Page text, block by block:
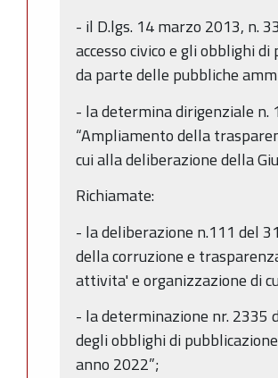
- il D.lgs. 14 marzo 2013, n.
accesso civico e gli obblighi
da parte delle pubbliche
- la determina dirigenziale
“Ampliamento della
cui alla deliberazione della
Richiamate:
- la deliberazione n.111 del
della corruzione e
attivita' e organizzazione di
- la determinazione nr.
degli obblighi di
anno 2022”;